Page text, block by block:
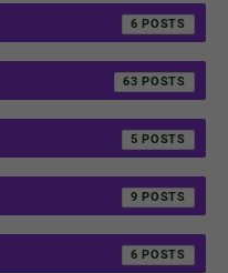
6
63
5
9
6